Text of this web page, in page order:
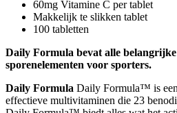
60mg Vitamine C per tablet
Makkelijk te slikken tablet
100 tabletten
Daily Formula bevat alle
sporenelementen voor sporters.
Daily Formula Daily Formula™ is
effectieve multivitaminen die 23